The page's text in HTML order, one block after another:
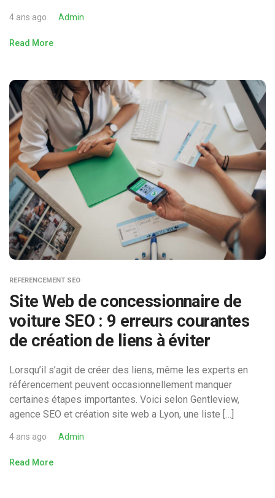
4 ans ago Admin
Read More
REFERENCEMENT SEO
Site Web de concessionnaire de
voiture SEO : 9 erreurs courantes
de création de liens à éviter
Lorsqu’il s’agit de créer des liens, même les experts en
référencement peuvent occasionnellement manquer
certaines étapes importantes. Voici selon Gentleview,
agence SEO et création site web a Lyon, une liste […]
4 ans ago Admin
Read More